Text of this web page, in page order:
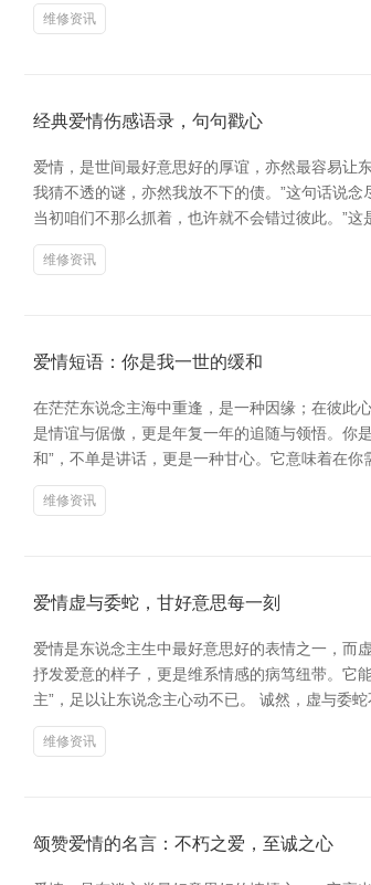
维修资讯
经典爱情伤感语录，句句戳心
爱情，是世间最好意思好的厚谊，亦然最容易让
我猜不透的谜，亦然我放不下的债。”这句话说
当初咱们不那么抓着，也许就不会错过彼此。”
维修资讯
爱情短语：你是我一世的缓和
在茫茫东说念主海中重逢，是一种因缘；在彼此
是情谊与倨傲，更是年复一年的追随与领悟。你
和”，不单是讲话，更是一种甘心。它意味着在
维修资讯
爱情虚与委蛇，甘好意思每一刻
爱情是东说念主生中最好意思好的表情之一，而
抒发爱意的样子，更是维系情感的病笃纽带。它
主”，足以让东说念主心动不已。 诚然，虚与委
维修资讯
颂赞爱情的名言：不朽之爱，至诚之心